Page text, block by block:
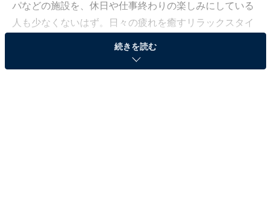
パなどの施設を、休日や仕事終わりの楽しみにしている
人も少なくないはず。日々の疲れを癒すリラックスタイ
ムは、何物にも代えがたい時間ですよね。しかし、近年
では高い人気をほこる施設も多く、どこに行けばよいか
続きを読む